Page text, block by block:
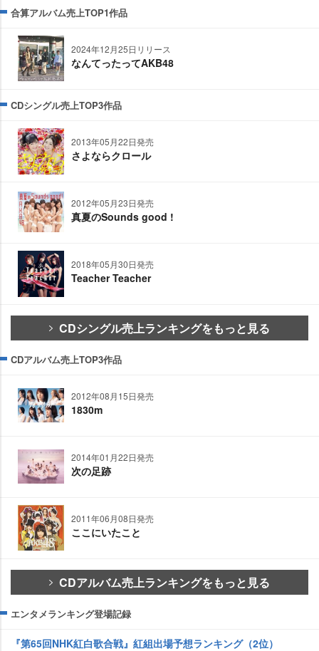
合算アルバム売上TOP1作品
2024年12月25日リリース
なんてったってAKB48
CDシングル売上TOP3作品
2013年05月22日発売
さよならクロール
2012年05月23日発売
真夏のSounds good !
2018年05月30日発売
Teacher Teacher
CDシングル売上ランキングをもっと見る
CDアルバム売上TOP3作品
2012年08月15日発売
1830m
2014年01月22日発売
次の足跡
2011年06月08日発売
ここにいたこと
CDアルバム売上ランキングをもっと見る
エンタメランキング登場記録
『第65回NHK紅白歌合戦』紅組出場予想ランキング（2位）